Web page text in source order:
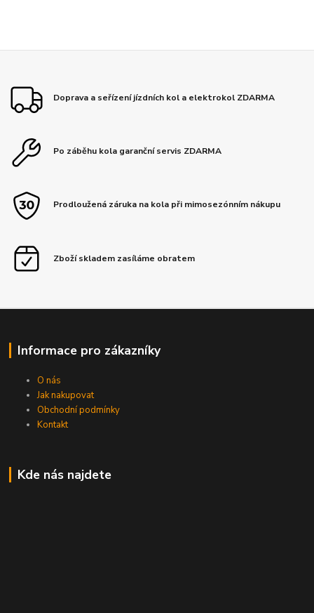
Doprava a seřízení jízdních kol a elektrokol ZDARMA
Po záběhu kola garanční servis ZDARMA
Prodloužená záruka na kola při mimosezónním nákupu
Zboží skladem zasíláme obratem
Informace pro zákazníky
O nás
Jak nakupovat
Obchodní podmínky
Kontakt
Kde nás najdete